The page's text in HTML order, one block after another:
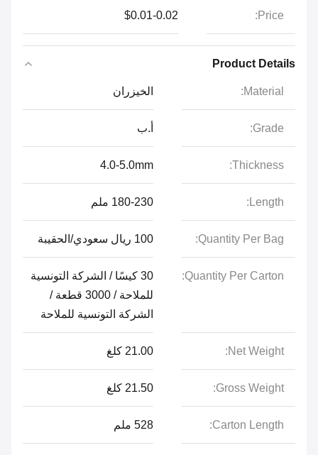
Price:
$0.01-0.02
Product Details
Material: الخيزران
Grade:
Thickness:
4.0-5.0mm
Length: 180-230 ملم
Quantity Per Bag:
Quantity Per Carton:
30 كيسًا / الشركة التونسية
للملاحة / 3000 قطعة /
الشركة التونسية للملاحة
Net Weight: 21.00 كلغ
Gross Weight: 21.50 كلغ
Carton Length: